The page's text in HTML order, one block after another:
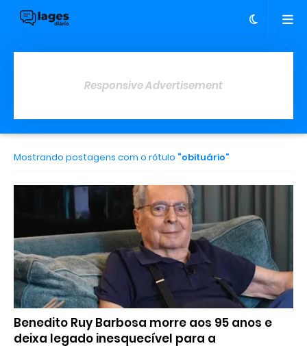
Responsive Advertisement
Mostrando postagens com o rótulo obituário
Benedito Ruy Barbosa morre aos 95 anos e
deixa legado inesquecível para a